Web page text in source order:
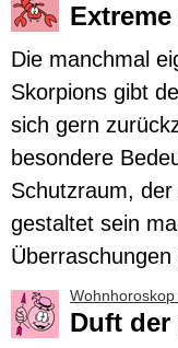
Die manchmal
Skorpions gibt
sich gern
besondere
Schutzraum,
gestaltet sein
Überraschungen
Duft